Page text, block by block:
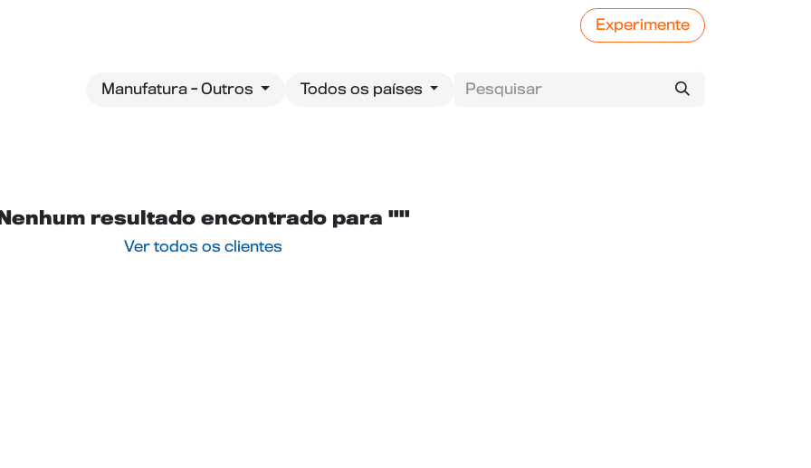
Experimente
Manufatura - Outros Todos os países
Nenhum resultado encontrado para ""
Ver todos os clientes